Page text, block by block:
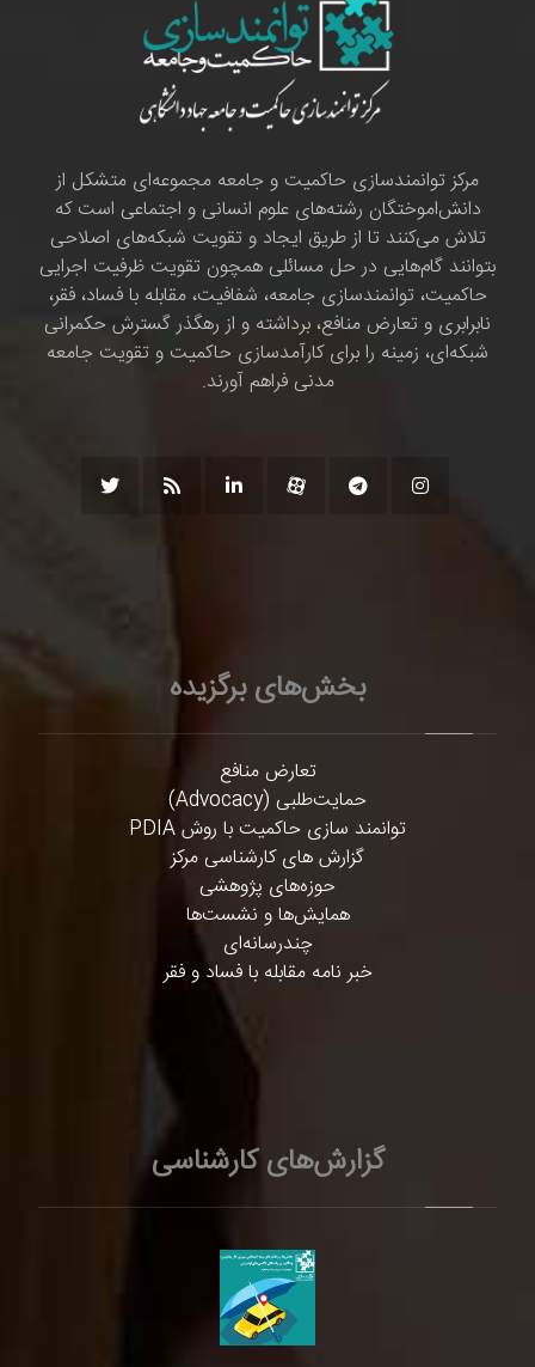
مرکز توانمندسازی حاکمیت و جامعه مجموعه‌ای متشکل از
دانش‌اموختگان رشته‌های علوم انسانی و اجتماعی است که
تلاش می‌کنند تا از طریق ایجاد و تقویت شبکه‌های اصلاحی
بتوانند گام‌هایی در حل مسائلی همچون تقویت ظرفیت اجرایی
حاکمیت، توانمندسازی جامعه، شفافیت، مقابله با فساد، فقر،
نابرابری و تعارض منافع، برداشته و از رهگذر گسترش حکمرانی
شبکه‌ای، زمینه را برای کارآمدسازی حاکمیت و تقویت جامعه
مدنی فراهم آورند.
بخش‌های برگزیده
تعارض منافع
حمایت‌طلبی (Advocacy)
توانمند سازی حاکمیت با روش PDIA
گزارش های کارشناسی مرکز
حوزه‌های پژوهشی
همایش‌ها و نشست‌ها
چندرسانه‌ای
خبر نامه مقابله با فساد و فقر
گزارش‌های کارشناسی